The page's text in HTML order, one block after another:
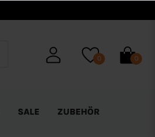
0 0
SALE ZUBEHÖR